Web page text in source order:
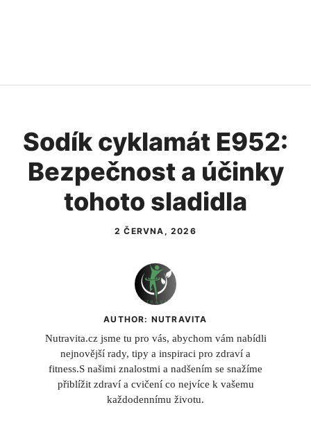
Sodík cyklamát E952:
Bezpečnost a účinky
tohoto sladidla
2 ČERVNA, 2026
AUTHOR: NUTRAVITA
Nutravita.cz jsme tu pro vás, abychom vám nabídli
nejnovější rady, tipy a inspiraci pro zdraví a
fitness.S našimi znalostmi a nadšením se snažíme
přiblížit zdraví a cvičení co nejvíce k vašemu
každodennímu životu.